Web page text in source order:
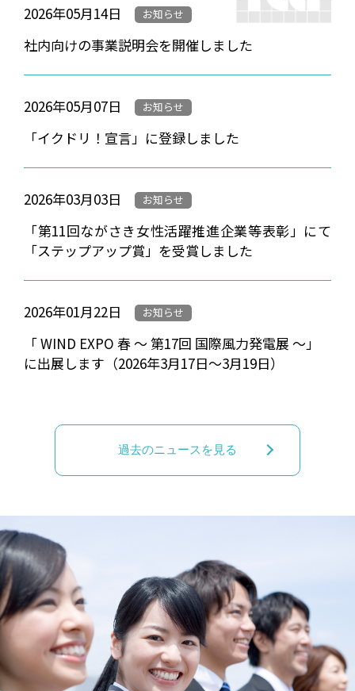
2026年05月14日 お知らせ
社内向けの事業説明会を開催しました
2026年05月07日 お知らせ
「イクドリ！宣言」に登録しました
2026年03月03日 お知らせ
「第11回ながさき女性活躍推進企業等表彰」にて
「ステップアップ賞」を受賞しました
2026年01月22日 お知らせ
「 WIND EXPO 春 ～ 第17回 国際風力発電展 ～」
に出展します（2026年3月17日～3月19日）
過去のニュースを見る